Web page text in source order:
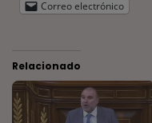
Correo electrónico
Relacionado